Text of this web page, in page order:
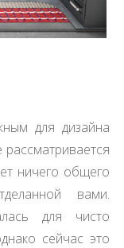
для дизайна
рассматривается
ничего общего
вами.
для чисто
сейчас это